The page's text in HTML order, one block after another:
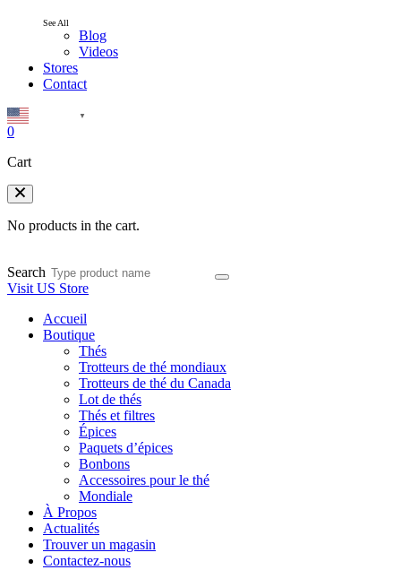
See All
Blog
Videos
Stores
Contact
▼
0
Cart
No products in the cart.
Search
Visit US Store
Accueil
Boutique
Thés
Trotteurs de thé mondiaux
Trotteurs de thé du Canada
Lot de thés
Thés et filtres
Épices
Paquets d’épices
Bonbons
Accessoires pour le thé
Mondiale
À Propos
Actualités
Trouver un magasin
Contactez-nous